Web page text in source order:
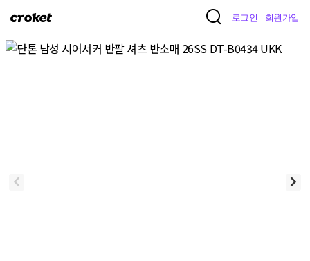
크
켓
로그인 회원가입